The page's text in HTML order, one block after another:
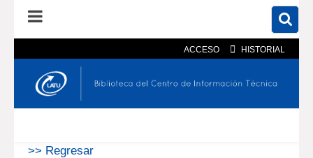
ACCESO HISTORIAL
En el catálogo En el sitio
>> Regresar